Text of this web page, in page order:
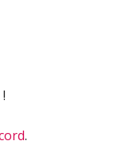
!
.